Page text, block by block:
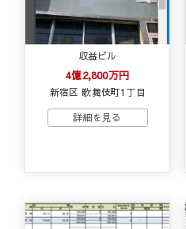
収益ビル
4億2,800万円
新宿区 歌舞伎町1丁目